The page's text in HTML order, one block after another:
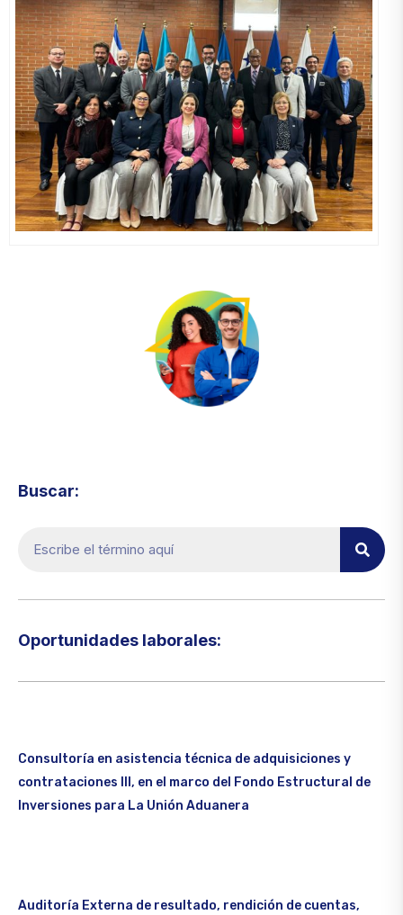
Buscar:
Oportunidades laborales:​
Consultoría en asistencia técnica de adquisiciones y
contrataciones III, en el marco del Fondo Estructural de
Inversiones para La Unión Aduanera
Auditoría Externa de resultado, rendición de cuentas,